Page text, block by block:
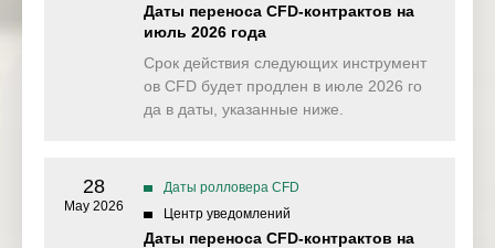
JPN225ft
Japan 225 Index
Future
09 Dec 2025
EURIBOR3M EURIBOR Futures 12 Dec 2025
Crude Oil West
USDX US Dollar Index
SP500 Future
Даты переноса CFD-контрактов на
июль 2026 года
Срок действия следующих инструмент
ов CFD будет продлен в июле 2026 го
да в даты, указанные ниже.
28
May 2026
Даты ролловера CFD
Центр уведомлений
Даты переноса CFD-контрактов на